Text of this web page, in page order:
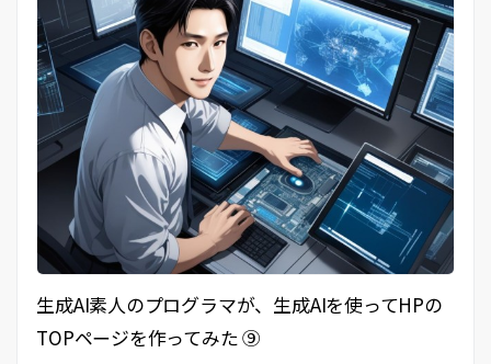
生成AI素人のプログラマが、生成AIを使ってHPの
TOPページを作ってみた ⑨